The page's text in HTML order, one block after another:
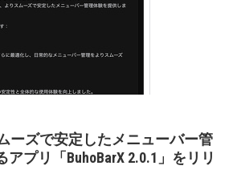
ーズで安定したメニューバー管
プリ「BuhoBarX 2.0.1」をリリ